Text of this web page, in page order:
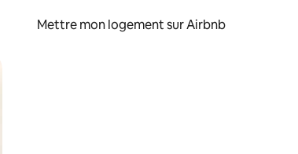
Mettre mon logement sur Airbnb